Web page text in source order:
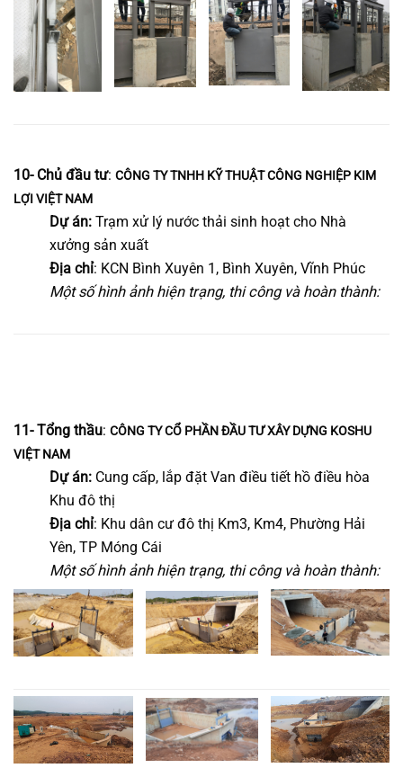
10- Chủ đầu tư: CÔNG TY TNHH KỸ THUẬT CÔNG NGHIỆP KIM
LỢI VIỆT NAM
Dự án: Trạm xử lý nước thải sinh hoạt cho Nhà
xưởng sản xuất
Địa chỉ: KCN Bình Xuyên 1, Bình Xuyên, Vĩnh Phúc
Một số hình ảnh hiện trạng, thi công và hoàn thành:
11- Tổng thầu: CÔNG TY CỔ PHẦN ĐẦU TƯ XÂY DỰNG KOSHU
VIỆT NAM
Dự án: Cung cấp, lắp đặt Van điều tiết hồ điều hòa
Khu đô thị
Địa chỉ: Khu dân cư đô thị Km3, Km4, Phường Hải
Yên, TP Móng Cái
Một số hình ảnh hiện trạng, thi công và hoàn thành: